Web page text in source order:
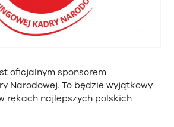
oficjalnym sponsorem
Narodowej. To będzie wyjątkowy
rękach najlepszych polskich